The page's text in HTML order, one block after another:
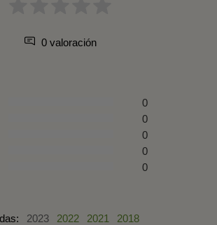
0 valoración
0
0
0
0
0
2023 2022 2021 2018